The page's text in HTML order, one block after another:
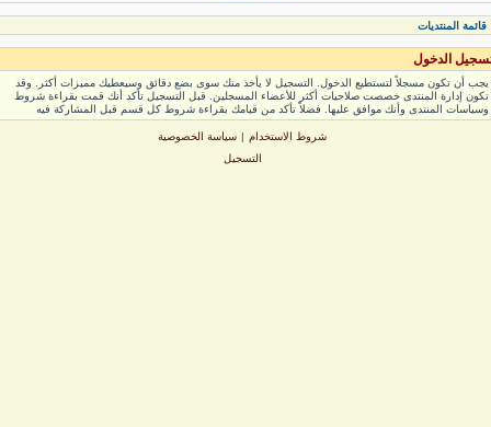
المنتديات
الدخول
أن تكون مسجلاً لتستطيع الدخول. التسجيل لا يأخذ منك سوى بضع دقائق وسيعطيك مميزات أكثر. وقد
إدارة المنتدى خصصت صلاحيات أكثر للأعضاء المسجلين. قبل التسجيل تأكد أنك قمت بقراءة شروط
المنتدى وأنك موافق عليها. فضلاً تأكد من قيامك بقراءة شروط كل قسم قبل المشاركة فيه
شروط الاستخدام | سياسة الخصوصية
التسجيل